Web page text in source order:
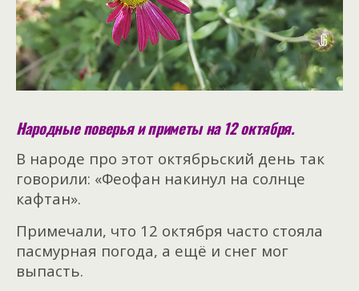
Народные поверья и приметы на 12 октября.
В народе про этот октябрьский день так
говорили: «Феофан накинул на солнце
кафтан».
Примечали, что 12 октября часто стояла
пасмурная погода, а ещё и снег мог
выпасть.